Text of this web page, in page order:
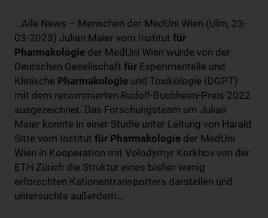
...Alle News – Menschen der MedUni Wien (Ulm, 23-
03-2023) Julian Maier vom Institut für
Pharmakologie der MedUni Wien wurde von der
Deutschen Gesellschaft für Experimentelle und
Klinische Pharmakologie und Toxikologie (DGPT)
mit dem renommierten Rudolf-Buchheim-Preis 2022
ausgezeichnet. Das Forschungsteam um Julian
Maier konnte in einer Studie unter Leitung von Harald
Sitte vom Institut für Pharmakologie der MedUni
Wien in Kooperation mit Volodymyr Korkhov von der
ETH Zürich die Struktur eines bisher wenig
erforschten Kationentransporters darstellen und
untersuchte außerdem...